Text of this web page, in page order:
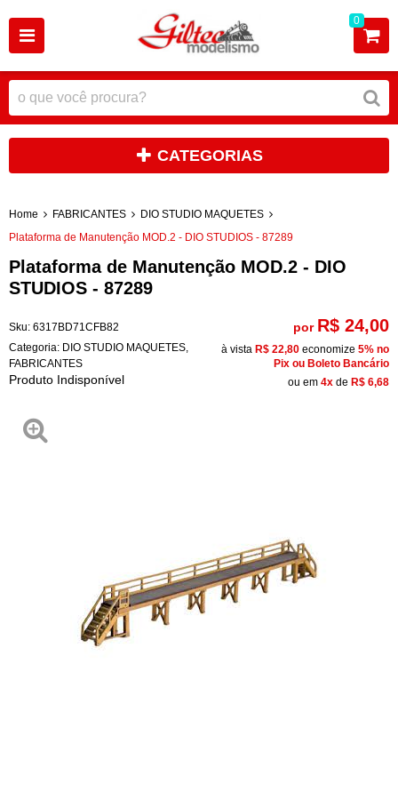
0
CATEGORIAS
Home FABRICANTES
DIO STUDIO MAQUETES
Plataforma de Manutenção MOD.2 - DIO STUDIOS - 87289
Plataforma de Manutenção MOD.2 - DIO
STUDIOS - 87289
Sku: 6317BD71CFB82
Categoria: DIO STUDIO MAQUETES
FABRICANTES
Produto Indisponível
por R$ 24,00
à vista R$ 22,80 economize 5% no
Pix ou Boleto Bancário
ou em 4x de R$ 6,68